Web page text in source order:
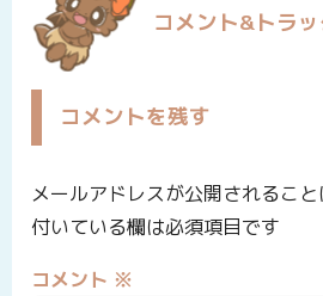
コメント&トラ
コメントを残す
メールアドレスが公開されること
付いている欄は必須項目です
コメント ※